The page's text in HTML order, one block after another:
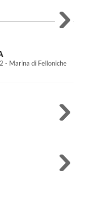
- Marina di Felloniche